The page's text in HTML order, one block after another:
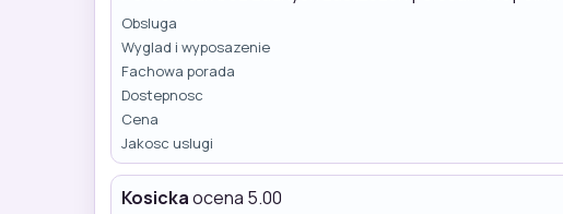
Obsluga
Wyglad i wyposazenie
Fachowa porada
Dostepnosc
Cena
Jakosc uslugi
Kosickaocena 5.00